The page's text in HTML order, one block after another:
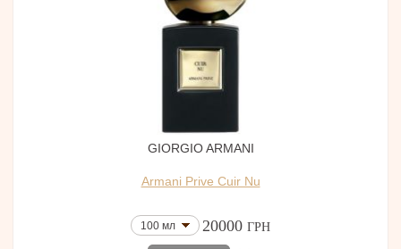
GIORGIO ARMANI
Armani Prive Cuir Nu
100 мл 20000 ГРН